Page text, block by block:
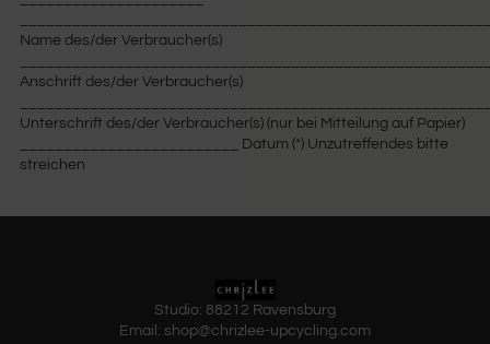
Name des/der Verbraucher(s)
Anschrift des/der Verbraucher(s)
Unterschrift des/der Verbraucher(s) (nur bei Mitteilung auf Papier)
_________________________ Datum (*) Unzutreffendes bitte
streichen
Studio: 88212 Ravensburg
Email: shop@chrizlee-upcycling.com